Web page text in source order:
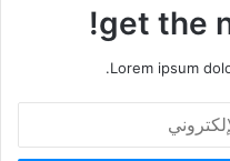
get the
Lorem ipsum